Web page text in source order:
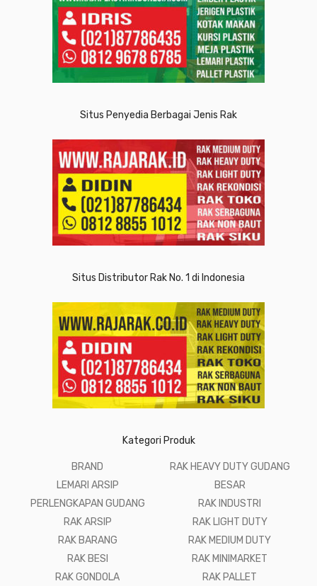
Situs Penyedia Berbagai Jenis Rak
Situs Distributor Rak No. 1 di Indonesia
Kategori Produk
BRAND
LEMARI ARSIP
PERLENGKAPAN GUDANG
RAK ARSIP
RAK BARANG
RAK BESI
RAK GONDOLA
RAK HEAVY DUTY GUDANG
BESAR
RAK INDUSTRI
RAK LIGHT DUTY
RAK MEDIUM DUTY
RAK MINIMARKET
RAK PALLET